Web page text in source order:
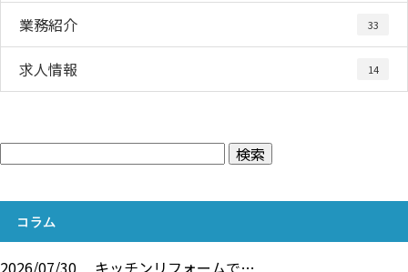
業務紹介 33
求人情報 14
コラム
2026/07/30 キッチンリフォームで…